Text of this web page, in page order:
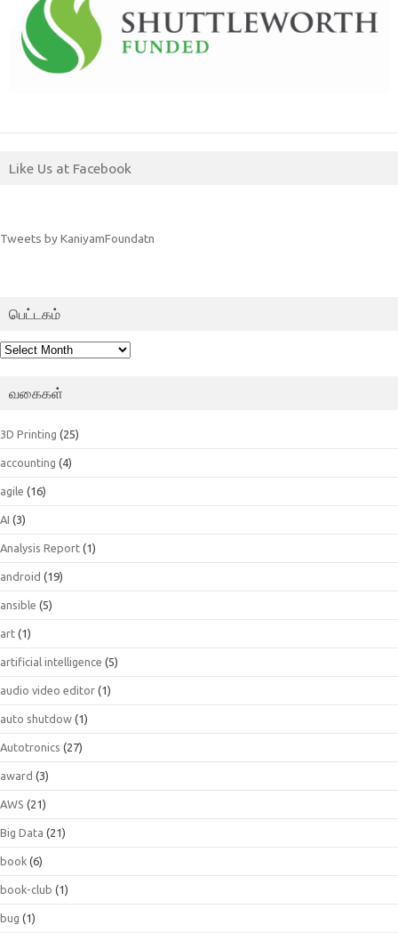
Like Us at Facebook
Tweets by KaniyamFoundatn
பெட்டகம்
பெட்டகம்
வகைகள்
3D Printing (25)
accounting (4)
agile (16)
AI (3)
Analysis Report (1)
android (19)
ansible (5)
art (1)
artificial intelligence (5)
audio video editor (1)
auto shutdow (1)
Autotronics (27)
award (3)
AWS (21)
Big Data (21)
book (6)
book-club (1)
bug (1)